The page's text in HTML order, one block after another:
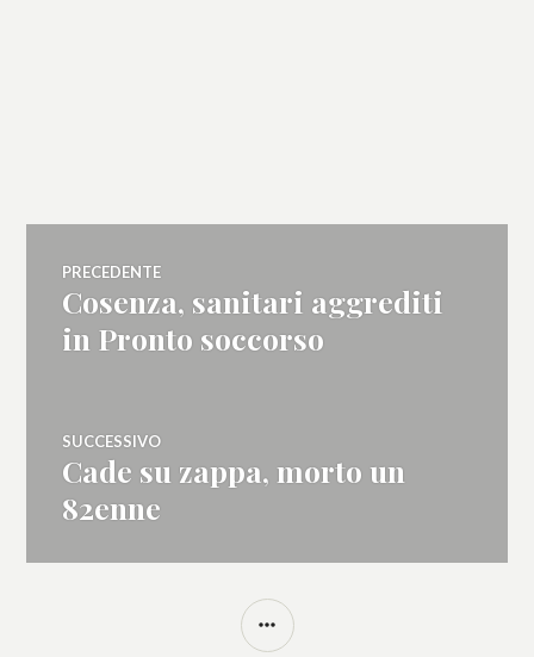
Navigazione
articoli
PRECEDENTE
Articolo
precedente:
Cosenza, sanitari aggrediti
in Pronto soccorso
SUCCESSIVO
Articolo
Cade su zappa, morto un
82enne
BARRA